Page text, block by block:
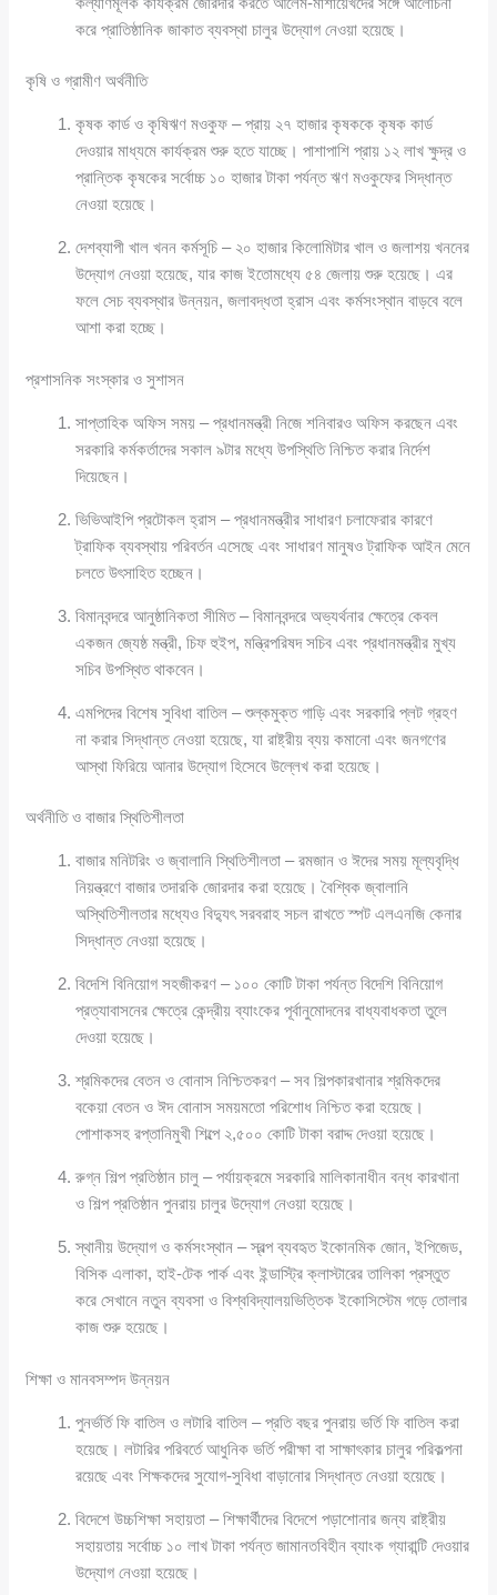
করে প্রাতিষ্ঠানিক জাকাত ব্যবস্থা চালুর উদ্যোগ নেওয়া হয়েছে।
কৃষি ও গ্রামীণ অর্থনীতি
কৃষক কার্ড ও কৃষিঋণ মওকুফ – প্রায় ২৭ হাজার কৃষককে কৃষক কার্ড
দেওয়ার মাধ্যমে কার্যক্রম শুরু হতে যাচ্ছে। পাশাপাশি প্রায় ১২ লাখ ক্ষুদ্র ও
প্রান্তিক কৃষকের সর্বোচ্চ ১০ হাজার টাকা পর্যন্ত ঋণ মওকুফের সিদ্ধান্ত
নেওয়া হয়েছে।
দেশব্যাপী খাল খনন কর্মসূচি – ২০ হাজার কিলোমিটার খাল ও জলাশয় খননের
উদ্যোগ নেওয়া হয়েছে, যার কাজ ইতোমধ্যে ৫৪ জেলায় শুরু হয়েছে। এর
ফলে সেচ ব্যবস্থার উন্নয়ন, জলাবদ্ধতা হ্রাস এবং কর্মসংস্থান বাড়বে বলে
আশা করা হচ্ছে।
প্রশাসনিক সংস্কার ও সুশাসন
সাপ্তাহিক অফিস সময় – প্রধানমন্ত্রী নিজে শনিবারও অফিস করছেন এবং
সরকারি কর্মকর্তাদের সকাল ৯টার মধ্যে উপস্থিতি নিশ্চিত করার নির্দেশ
দিয়েছেন।
ভিভিআইপি প্রটোকল হ্রাস – প্রধানমন্ত্রীর সাধারণ চলাফেরার কারণে
ট্রাফিক ব্যবস্থায় পরিবর্তন এসেছে এবং সাধারণ মানুষও ট্রাফিক আইন মেনে
চলতে উৎসাহিত হচ্ছেন।
বিমানবন্দরে আনুষ্ঠানিকতা সীমিত – বিমানবন্দরে অভ্যর্থনার ক্ষেত্রে কেবল
একজন জ্যেষ্ঠ মন্ত্রী, চিফ হুইপ, মন্ত্রিপরিষদ সচিব এবং প্রধানমন্ত্রীর মুখ্য
সচিব উপস্থিত থাকবেন।
এমপিদের বিশেষ সুবিধা বাতিল – শুল্কমুক্ত গাড়ি এবং সরকারি প্লট গ্রহণ
না করার সিদ্ধান্ত নেওয়া হয়েছে, যা রাষ্ট্রীয় ব্যয় কমানো এবং জনগণের
আস্থা ফিরিয়ে আনার উদ্যোগ হিসেবে উল্লেখ করা হয়েছে।
অর্থনীতি ও বাজার স্থিতিশীলতা
বাজার মনিটরিং ও জ্বালানি স্থিতিশীলতা – রমজান ও ঈদের সময় মূল্যবৃদ্ধি
নিয়ন্ত্রণে বাজার তদারকি জোরদার করা হয়েছে। বৈশ্বিক জ্বালানি
অস্থিতিশীলতার মধ্যেও বিদ্যুৎ সরবরাহ সচল রাখতে স্পট এলএনজি কেনার
সিদ্ধান্ত নেওয়া হয়েছে।
বিদেশি বিনিয়োগ সহজীকরণ – ১০০ কোটি টাকা পর্যন্ত বিদেশি বিনিয়োগ
প্রত্যাবাসনের ক্ষেত্রে কেন্দ্রীয় ব্যাংকের পূর্বানুমোদনের বাধ্যবাধকতা তুলে
দেওয়া হয়েছে।
শ্রমিকদের বেতন ও বোনাস নিশ্চিতকরণ – সব শিল্পকারখানার শ্রমিকদের
বকেয়া বেতন ও ঈদ বোনাস সময়মতো পরিশোধ নিশ্চিত করা হয়েছে।
পোশাকসহ রপ্তানিমুখী শিল্পে ২,৫০০ কোটি টাকা বরাদ্দ দেওয়া হয়েছে।
রুগ্ন শিল্প প্রতিষ্ঠান চালু – পর্যায়ক্রমে সরকারি মালিকানাধীন বন্ধ কারখানা
ও শিল্প প্রতিষ্ঠান পুনরায় চালুর উদ্যোগ নেওয়া হয়েছে।
স্থানীয় উদ্যোগ ও কর্মসংস্থান – স্বল্প ব্যবহৃত ইকোনমিক জোন, ইপিজেড,
বিসিক এলাকা, হাই-টেক পার্ক এবং ইন্ডাস্ট্রি ক্লাস্টারের তালিকা প্রস্তুত
করে সেখানে নতুন ব্যবসা ও বিশ্ববিদ্যালয়ভিত্তিক ইকোসিস্টেম গড়ে তোলার
কাজ শুরু হয়েছে।
শিক্ষা ও মানবসম্পদ উন্নয়ন
পুনর্ভর্তি ফি বাতিল ও লটারি বাতিল – প্রতি বছর পুনরায় ভর্তি ফি বাতিল করা
হয়েছে। লটারির পরিবর্তে আধুনিক ভর্তি পরীক্ষা বা সাক্ষাৎকার চালুর পরিকল্পনা
রয়েছে এবং শিক্ষকদের সুযোগ-সুবিধা বাড়ানোর সিদ্ধান্ত নেওয়া হয়েছে।
বিদেশে উচ্চশিক্ষা সহায়তা – শিক্ষার্থীদের বিদেশে পড়াশোনার জন্য রাষ্ট্রীয়
সহায়তায় সর্বোচ্চ ১০ লাখ টাকা পর্যন্ত জামানতবিহীন ব্যাংক গ্যারান্টি দেওয়ার
উদ্যোগ নেওয়া হয়েছে।